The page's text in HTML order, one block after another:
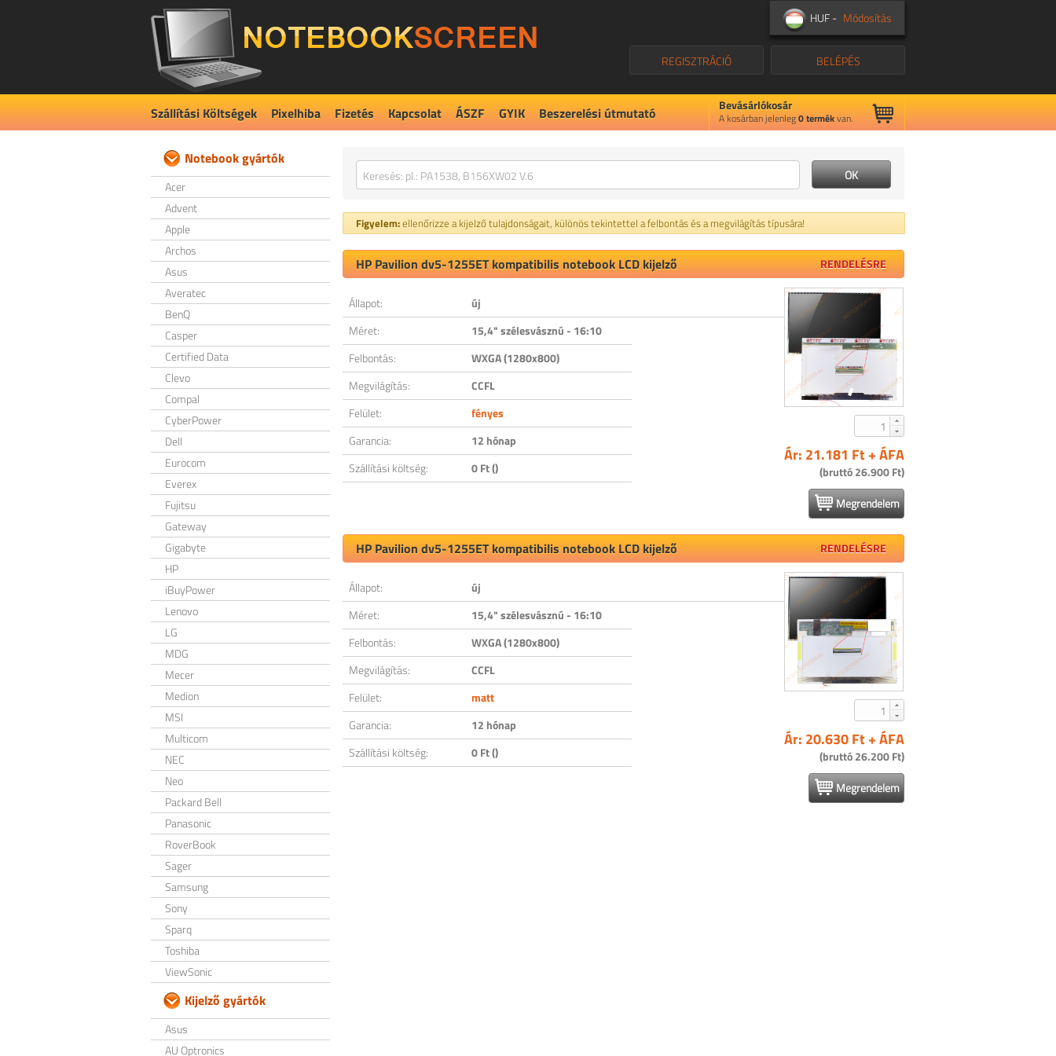
HUF - Módosítás
BELÉPÉS
REGISZTRÁCIÓ
Szállítási Költségek Pixelhiba Fizetés Kapcsolat ÁSZF GYIK Beszerelési útmutató Bevásárlókosár
A kosárban jelenleg0termékvan.
Notebook gyártók
Acer
Advent
Apple
Archos
Asus
Averatec
BenQ
Casper
Certified Data
Clevo
Compal
CyberPower
Dell
Eurocom
Everex
Fujitsu
Gateway
Gigabyte
HP
iBuyPower
Lenovo
LG
MDG
Mecer
Medion
MSI
Multicom
NEC
Neo
Packard Bell
Panasonic
RoverBook
Sager
Samsung
Sony
Sparq
Toshiba
ViewSonic
Kijelző gyártók
Asus
AU Optronics
Figyelem:ellenőrizze a kijelző tulajdonságait, különös tekintettel a felbontás és a megvilágítás típusára!
HP Pavilion dv5-1255ET kompatibilis notebook LCD kijelző RENDELÉSRE
Állapot:
új
Méret:
15,4" szélesvásznú - 16:10
Felbontás:
WXGA (1280x800)
Megvilágítás:
CCFL
Felület:
fényes
Garancia:
12 hónap
Szállítási költség:
0 Ft ()
Ár: 21.181 Ft + ÁFA
(bruttó 26.900 Ft)
Megrendelem
HP Pavilion dv5-1255ET kompatibilis notebook LCD kijelző RENDELÉSRE
Állapot:
új
Méret:
15,4" szélesvásznú - 16:10
Felbontás:
WXGA (1280x800)
Megvilágítás:
CCFL
Felület:
matt
Garancia:
12 hónap
Szállítási költség:
0 Ft ()
Ár: 20.630 Ft + ÁFA
(bruttó 26.200 Ft)
Megrendelem